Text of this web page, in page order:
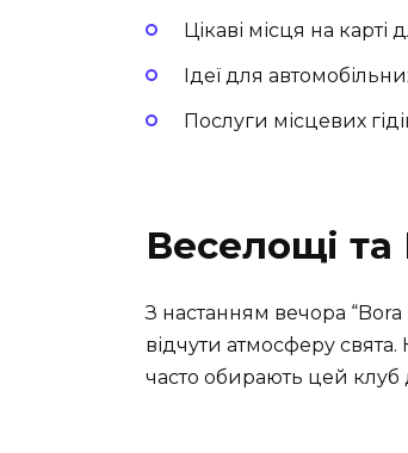
Цікаві місця на
Ідеї для
Послуги місцевих
Веселощі
З настанням вечора
відчути атмосферу свята.
часто обирають цей клуб